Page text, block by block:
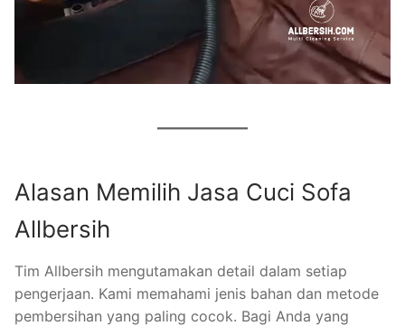
Alasan Memilih Jasa Cuci Sofa
Allbersih
Tim Allbersih mengutamakan detail dalam setiap
pengerjaan. Kami memahami jenis bahan dan metode
pembersihan yang paling cocok. Bagi Anda yang